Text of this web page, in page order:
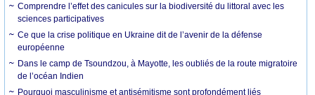
Comprendre l’effet des canicules sur la biodiversité du littoral avec les
sciences participatives
Ce que la crise politique en Ukraine dit de l’avenir de la défense
européenne
Dans le camp de Tsoundzou, à Mayotte, les oubliés de la route migratoire
de l’océan Indien
Pourquoi masculinisme et antisémitisme sont profondément liés